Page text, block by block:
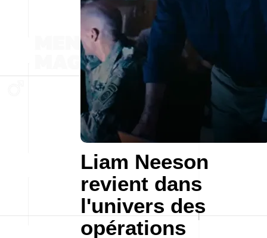
Liam Neeson
revient dans
l'univers des
opérations